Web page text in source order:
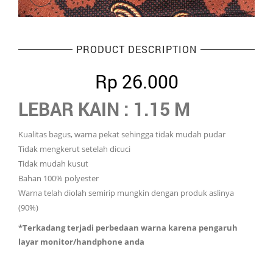
PRODUCT DESCRIPTION
Rp 26.000
LEBAR KAIN : 1.15 M
Kualitas bagus, warna pekat sehingga tidak mudah pudar
Tidak mengkerut setelah dicuci
Tidak mudah kusut
Bahan 100% polyester
Warna telah diolah semirip mungkin dengan produk aslinya
(90%)
*Terkadang terjadi perbedaan warna karena pengaruh
layar monitor/handphone anda